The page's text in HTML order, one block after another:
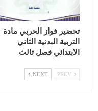
تحضير فواز الحربي مادة
التربية البدنية الثاني
الابتدائي فصل ثالث
NEXT